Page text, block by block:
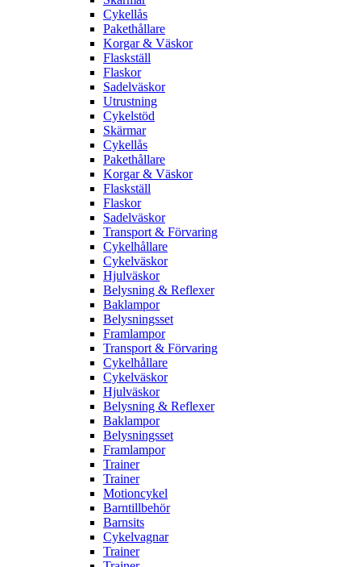
Cykellås
Pakethållare
Korgar & Väskor
Flaskställ
Flaskor
Sadelväskor
Utrustning
Cykelstöd
Skärmar
Cykellås
Pakethållare
Korgar & Väskor
Flaskställ
Flaskor
Sadelväskor
Transport & Förvaring
Cykelhållare
Cykelväskor
Hjulväskor
Belysning & Reflexer
Baklampor
Belysningsset
Framlampor
Transport & Förvaring
Cykelhållare
Cykelväskor
Hjulväskor
Belysning & Reflexer
Baklampor
Belysningsset
Framlampor
Trainer
Trainer
Motioncykel
Barntillbehör
Barnsits
Cykelvagnar
Trainer